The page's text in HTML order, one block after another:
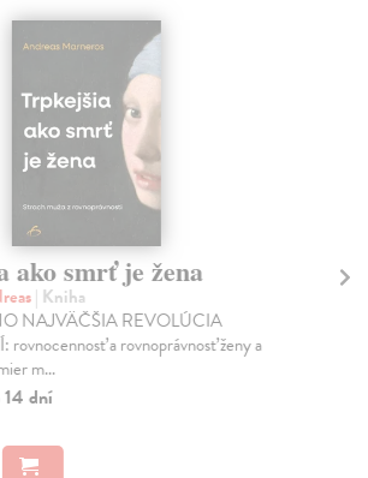
ako smrť je žena
| Kniha
NAJVÄČŠIA REVOLÚCIA
a rovnoprávnosť ženy a
m...
14 dní